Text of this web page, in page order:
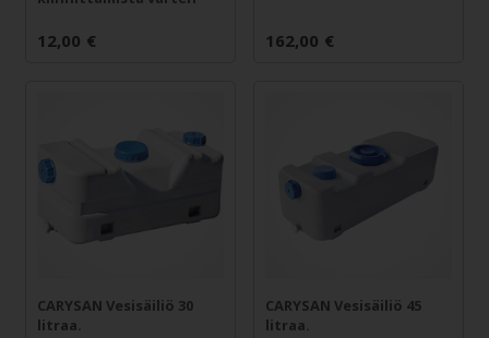
12,00 € 162,00 €
CARYSAN Vesisäiliö 30
litraa.
CARYSAN Vesisäiliö 45
litraa.